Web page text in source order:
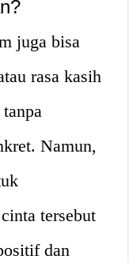
juga bisa
rasa kasih
Namun,
tersebut
dan